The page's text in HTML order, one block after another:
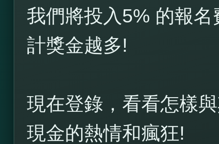
我們將投入5% 的報
計獎金越多!
現在登錄，看看怎樣
現金的熱情和瘋狂!